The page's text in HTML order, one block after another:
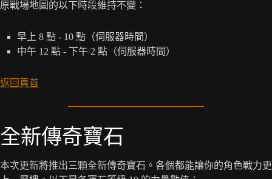
原戰場地圖的以下時段維持不變：
早上 8 點 - 10 點（伺服器時間）
中午 12 點 - 下午 2 點（伺服器時間）
返回頁首
全新傳奇寶石
本次更新將推出三顆全新傳奇寶石。各個都能讓你的角色戰力更